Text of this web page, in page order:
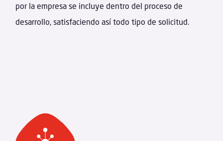
por la empresa se incluye dentro del proceso de
desarrollo, satisfaciendo así todo tipo de solicitud.